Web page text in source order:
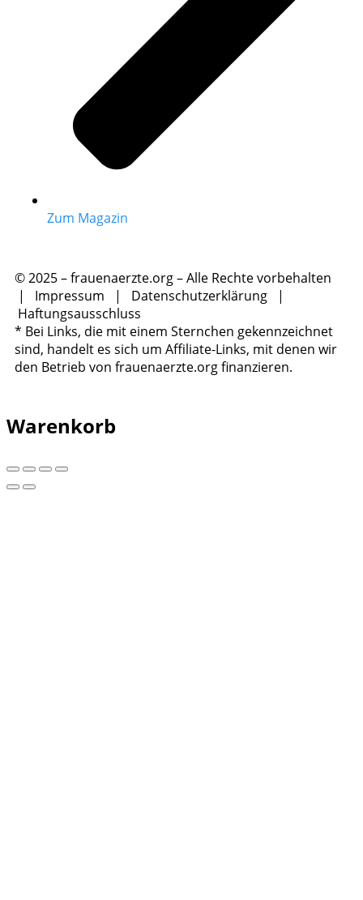
Zum Magazin
© 2025 – frauenaerzte.org – Alle Rechte vorbehalten
| Impressum | Datenschutzerklärung |
Haftungsausschluss
* Bei Links, die mit einem Sternchen gekennzeichnet
sind, handelt es sich um Affiliate-Links, mit denen wir
den Betrieb von frauenaerzte.org finanzieren.
Warenkorb